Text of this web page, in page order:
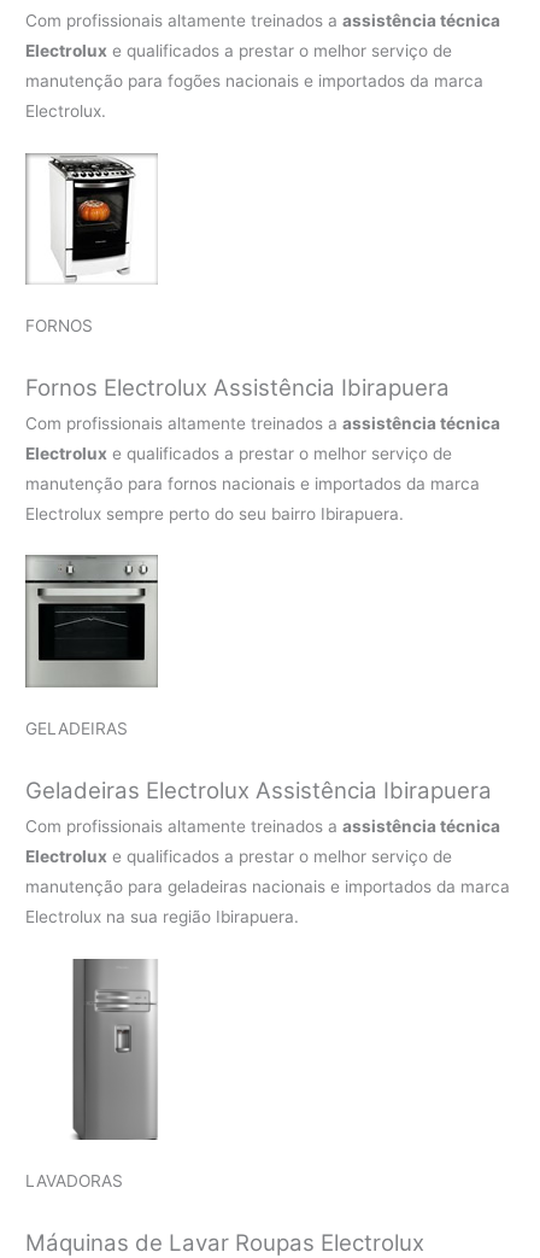
Com profissionais altamente treinados aassistência técnica
Electrolux e qualificados a prestar o melhor serviço de
manutenção para fogões nacionais e importados da marca
Electrolux.
FORNOS
Fornos Electrolux Assistência Ibirapuera
Com profissionais altamente treinados aassistência técnica
Electrolux e qualificados a prestar o melhor serviço de
manutenção para fornos nacionais e importados da marca
Electrolux sempre perto do seu bairro Ibirapuera.
GELADEIRAS
Geladeiras Electrolux Assistência Ibirapuera
Com profissionais altamente treinados aassistência técnica
Electrolux e qualificados a prestar o melhor serviço de
manutenção para geladeiras nacionais e importados da marca
Electrolux na sua região Ibirapuera.
LAVADORAS
Máquinas de Lavar Roupas Electrolux